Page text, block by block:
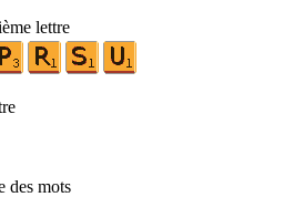
lettre
des mots